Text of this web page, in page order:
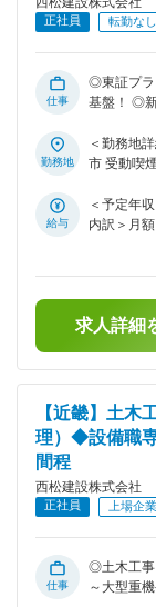
復帰している社員
ビジョン
堅層が不
し、設計
す。技術
（S造や
携わった
たいとい
でアセットの幅を
務
正社員 転勤なし
仕事
◎東証プラ
基盤！ ◎
日祝休／福利厚
指すべき
て全社員
た、当社
ど、様々
理を行っ
https://
ル、デー
も幅広い
■ポジショ
将来的に
ッチする職場です。 ■働き方： ・
に休日出
働き方が
業時間は
績があり、男性
勤務地
＜勤務地
市 受動喫
敷地内喫
事務所住
給与
＜予定年
内訳＞月
／35歳：
を選択の
金はあく
求人詳細
【近畿】土木
理）◆設備職
間程
西松建設株式会社
正社員 上場企業
仕事
◎土木工事
～大型重